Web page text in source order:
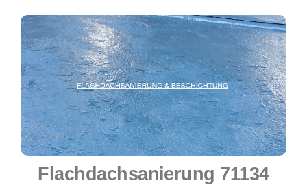
Flachdachsanierung 71134